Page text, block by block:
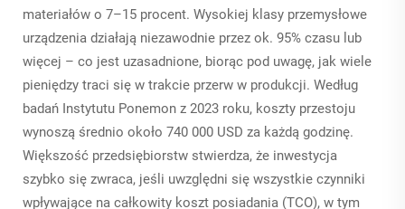
materiałów o 7–15 procent. Wysokiej klasy przemysłowe
urządzenia działają niezawodnie przez ok. 95% czasu lub
więcej – co jest uzasadnione, biorąc pod uwagę, jak wiele
pieniędzy traci się w trakcie przerw w produkcji. Według
badań Instytutu Ponemon z 2023 roku, koszty przestoju
wynoszą średnio około 740 000 USD za każdą godzinę.
Większość przedsiębiorstw stwierdza, że inwestycja
szybko się zwraca, jeśli uwzględni się wszystkie czynniki
wpływające na całkowity koszt posiadania (TCO), w tym